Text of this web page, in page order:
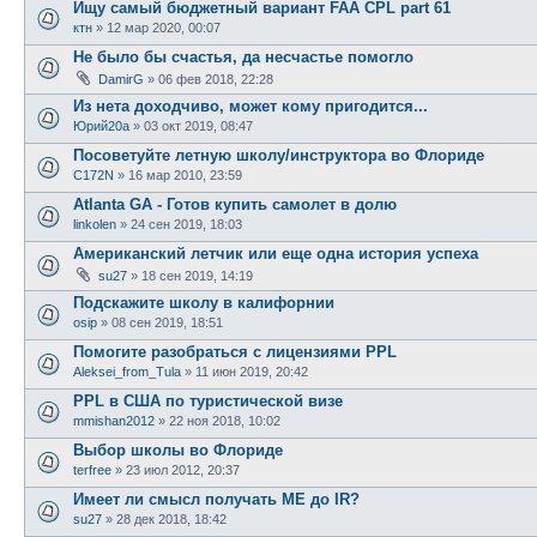
Ищу самый бюджетный вариант FAA CPL part 61
ктн » 12 мар 2020, 00:07
Не было бы счастья, да несчастье помогло
DamirG » 06 фев 2018, 22:28
Из нета доходчиво, может кому пригодится...
Юрий20а » 03 окт 2019, 08:47
Посоветуйте летную школу/инструктора во Флориде
C172N » 16 мар 2010, 23:59
Atlanta GA - Готов купить самолет в долю
linkolen » 24 сен 2019, 18:03
Американский летчик или еще одна история успеха
su27 » 18 сен 2019, 14:19
Подскажите школу в калифорнии
osip » 08 сен 2019, 18:51
Помогите разобраться с лицензиями PPL
Aleksei_from_Tula » 11 июн 2019, 20:42
PPL в США по туристической визе
mmishan2012 » 22 ноя 2018, 10:02
Выбор школы во Флориде
terfree » 23 июл 2012, 20:37
Имеет ли смысл получать ME до IR?
su27 » 28 дек 2018, 18:42